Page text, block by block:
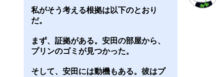
私がそう考える根拠は以下のとおり
だ。
まず、証拠がある。安田の部屋から、
プリンのゴミが見つかった。
そして、安田には動機もある。彼はプ